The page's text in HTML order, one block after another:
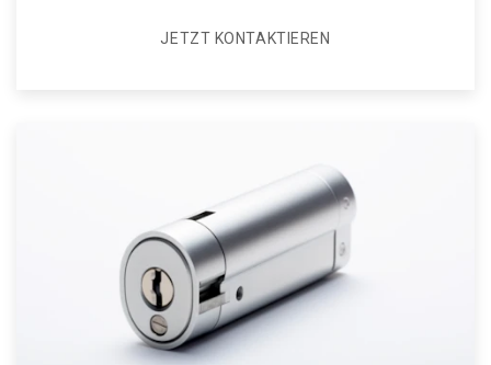
JETZT KONTAKTIEREN